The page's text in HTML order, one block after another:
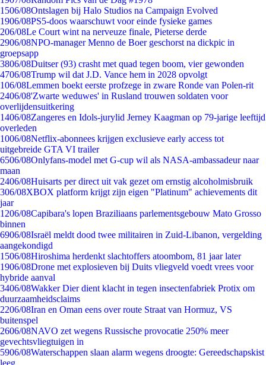
1506/08Ontslagen bij Halo Studios na Campaign Evolved
1906/08PS5-doos waarschuwt voor einde fysieke games
206/08Le Court wint na nerveuze finale, Pieterse derde
2906/08NPO-manager Menno de Boer geschorst na dickpic in
groepsapp
3806/08Duitser (93) crasht met quad tegen boom, vier gewonden
4706/08Trump wil dat J.D. Vance hem in 2028 opvolgt
106/08Lemmen boekt eerste profzege in zware Ronde van Polen-rit
2406/08'Zwarte weduwes' in Rusland trouwen soldaten voor
overlijdensuitkering
1406/08Zangeres en Idols-jurylid Jerney Kaagman op 79-jarige leeftijd
overleden
1006/08Netflix-abonnees krijgen exclusieve early access tot
uitgebreide GTA VI trailer
6506/08Onlyfans-model met G-cup wil als NASA-ambassadeur naar
maan
2406/08Huisarts per direct uit vak gezet om ernstig alcoholmisbruik
306/08XBOX platform krijgt zijn eigen "Platinum" achievements dit
jaar
1206/08Capibara's lopen Braziliaans parlementsgebouw Mato Grosso
binnen
6906/08Israël meldt dood twee militairen in Zuid-Libanon, vergelding
aangekondigd
1506/08Hiroshima herdenkt slachtoffers atoombom, 81 jaar later
1906/08Drone met explosieven bij Duits vliegveld voedt vrees voor
hybride aanval
3406/08Wakker Dier dient klacht in tegen insectenfabriek Protix om
duurzaamheidsclaims
2206/08Iran en Oman eens over route Straat van Hormuz, VS
buitenspel
2606/08NAVO zet wegens Russische provocatie 250% meer
gevechtsvliegtuigen in
5906/08Waterschappen slaan alarm wegens droogte: Gereedschapskist
leeg